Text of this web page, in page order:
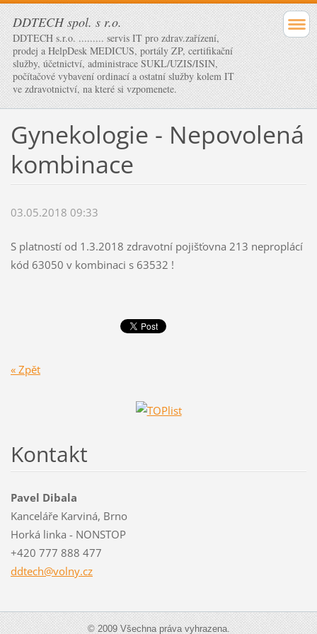
DDTECH spol. s r.o.
DDTECH s.r.o. ......... servis IT pro zdrav.zařízení,
prodej a HelpDesk MEDICUS, portály ZP, certifikační
služby, účetnictví, administrace SUKL/UZIS/ISIN,
počítačové vybavení ordinací a ostatní služby kolem IT
ve zdravotnictví, na které si vzpomenete.
Gynekologie - Nepovolená
kombinace
03.05.2018 09:33
S platností od 1.3.2018 zdravotní pojišťovna 213 neproplácí
kód 63050 v kombinaci s 63532 !
« Zpět
Kontakt
Pavel Dibala
Kanceláře Karviná, Brno
Horká linka - NONSTOP
+420 777 888 477
ddtech@volny.cz
© 2009 Všechna práva vyhrazena.